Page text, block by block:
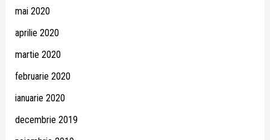
mai 2020
aprilie 2020
martie 2020
februarie 2020
ianuarie 2020
decembrie 2019